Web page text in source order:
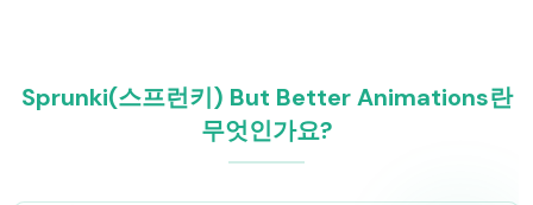
Sprunki(스프런키) But Better Animations란
무엇인가요?